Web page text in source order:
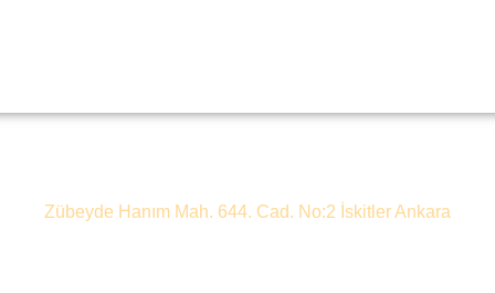
Zübeyde Hanım Mah. 644. Cad. No:2 İskitler Ankara